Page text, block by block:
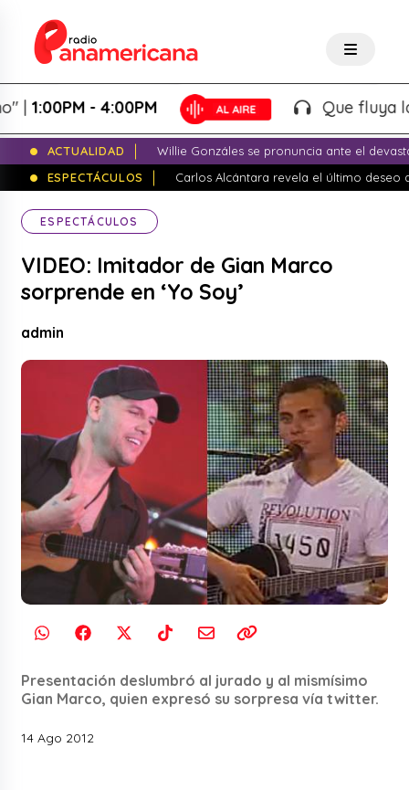
- 4:00PM Que fluya la
ACTUALIDAD
Willie Gonzáles se pronuncia ante el
ESPECTÁCULOS
Carlos Alcántara revela el último deseo
ESPECTÁCULOS
VIDEO: Imitador de Gian Marco
sorprende en ‘Yo Soy’
admin
Presentación deslumbró al jurado y al mismísimo
Gian Marco, quien expresó su sorpresa vía twitter.
14 Ago 2012